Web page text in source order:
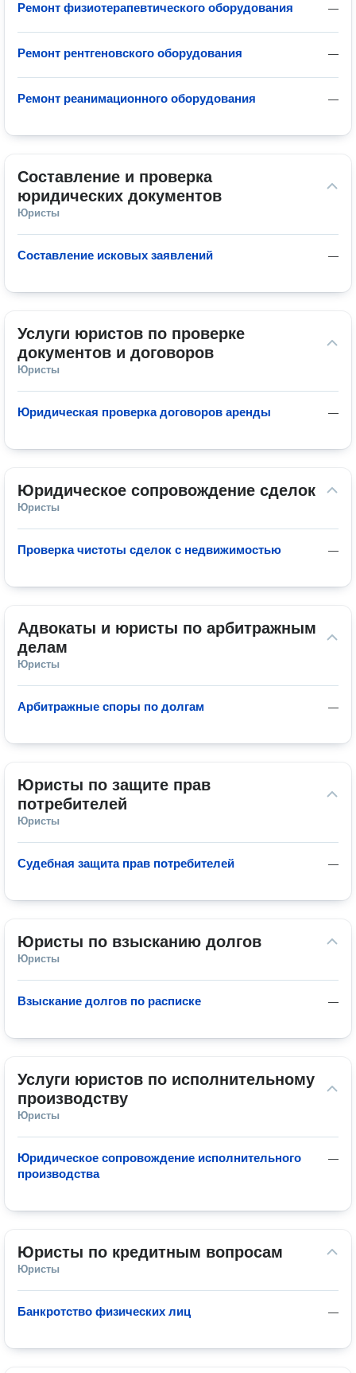
—
Ремонт физиотерапевтического оборудования
—
Ремонт рентгеновского оборудования
—
Ремонт реанимационного оборудования
Составление и проверка
юридических документов
Юристы
—
Составление исковых заявлений
Услуги юристов по проверке
документов и договоров
Юристы
—
Юридическая проверка договоров аренды
Юридическое сопровождение сделок
Юристы
—
Проверка чистоты сделок с недвижимостью
Адвокаты и юристы по арбитражным
делам
Юристы
—
Арбитражные споры по долгам
Юристы по защите прав
потребителей
Юристы
—
Судебная защита прав потребителей
Юристы по взысканию долгов
Юристы
—
Взыскание долгов по расписке
Услуги юристов по исполнительному
производству
Юристы
—
Юридическое сопровождение исполнительного
производства
Юристы по кредитным вопросам
Юристы
—
Банкротство физических лиц